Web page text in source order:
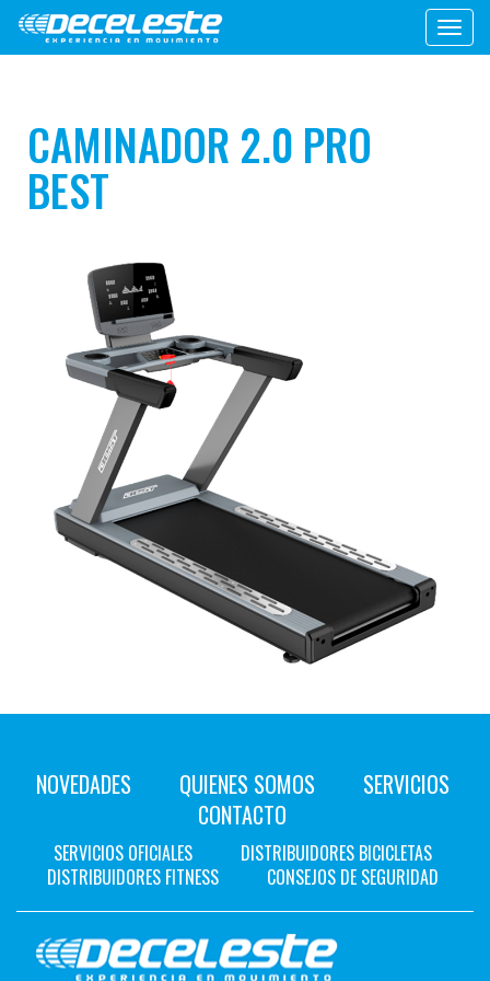
CAMINADOR 2.0 PRO
BEST
NOVEDADES QUIENES SOMOS
SERVICIOS
CONTACTO
SERVICIOS OFICIALES
DISTRIBUIDORES BICICLETAS
DISTRIBUIDORES FITNESS
CONSEJOS DE SEGURIDAD